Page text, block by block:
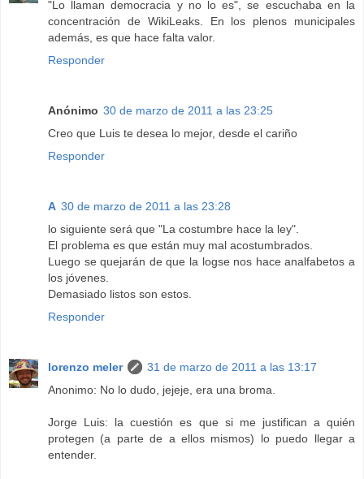
"Lo llaman democracia y no lo es", se escuchaba en la
concentración de WikiLeaks. En los plenos municipales
además, es que hace falta valor.
Responder
Anónimo 30 de marzo de 2011 a las 23:25
Creo que Luis te desea lo mejor, desde el cariño
Responder
A 30 de marzo de 2011 a las 23:28
lo siguiente será que "La costumbre hace la ley".
El problema es que están muy mal acostumbrados.
Luego se quejarán de que la logse nos hace analfabetos a
los jóvenes.
Demasiado listos son estos.
Responder
lorenzo meler
31 de marzo de 2011 a las 13:17
Anonimo: No lo dudo, jejeje, era una broma.
Jorge Luis: la cuestión es que si me justifican a quién
protegen (a parte de a ellos mismos) lo puedo llegar a
entender.